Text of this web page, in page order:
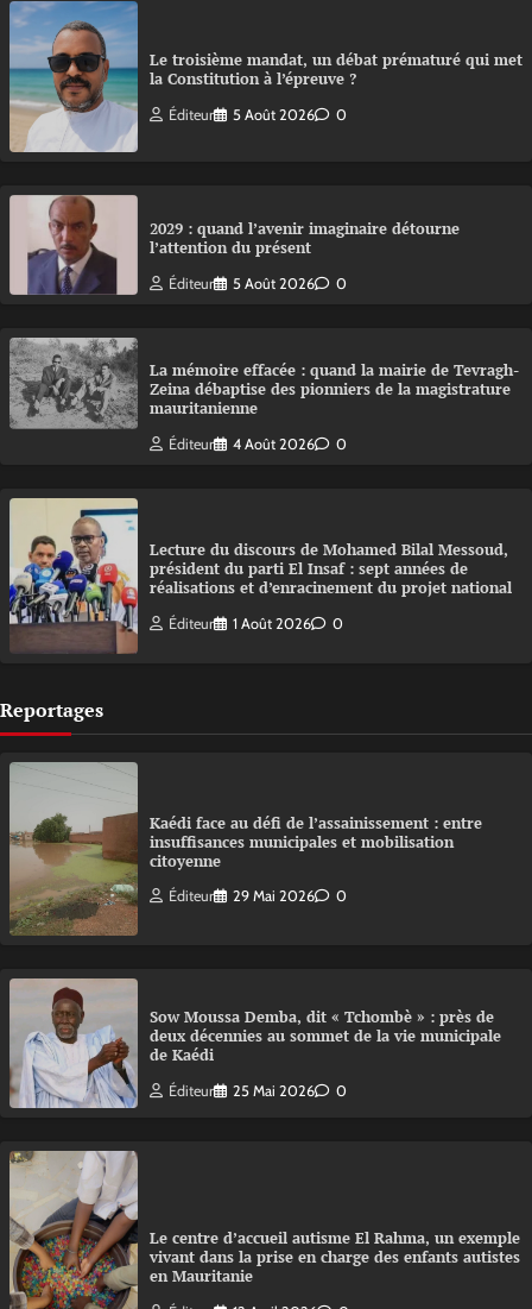
Le troisième mandat, un débat prématuré qui met
la Constitution à l’épreuve ?
Éditeur 5 Août 2026 0
2029 : quand l’avenir imaginaire détourne
l’attention du présent
Éditeur 5 Août 2026 0
La mémoire effacée : quand la mairie de Tevragh-
Zeina débaptise des pionniers de la magistrature
mauritanienne
Éditeur 4 Août 2026 0
Lecture du discours de Mohamed Bilal Messoud,
président du parti El Insaf : sept années de
réalisations et d’enracinement du projet national
Éditeur 1 Août 2026 0
Reportages
Kaédi face au défi de l’assainissement : entre
insuffisances municipales et mobilisation
citoyenne
Éditeur 29 Mai 2026 0
Sow Moussa Demba, dit « Tchombè » : près de
deux décennies au sommet de la vie municipale
de Kaédi
Éditeur 25 Mai 2026 0
Le centre d’accueil autisme El Rahma, un exemple
vivant dans la prise en charge des enfants autistes
en Mauritanie